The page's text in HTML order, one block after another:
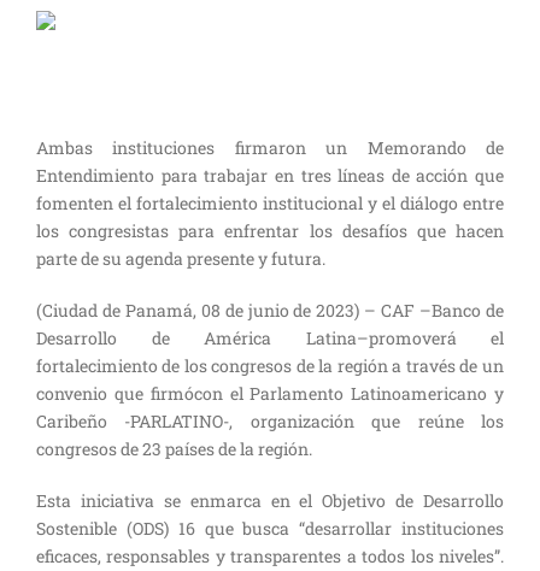
Ambas instituciones firmaron un Memorando de
Entendimiento para trabajar en tres líneas de acción que
fomenten el fortalecimiento institucional y el diálogo entre
los congresistas paraenfrentar los desafíos que hacen
parte de su agenda presente y futura.
(Ciudad de Panamá, 08 de junio de 2023) – CAF –Banco de
Desarrollo de América Latina–promoverá el
fortalecimiento de los congresos de la región a través de un
convenio que firmócon el Parlamento Latinoamericano y
Caribeño -PARLATINO-, organización que reúne los
congresos de23 paísesde la región.
Esta iniciativa se enmarca en elObjetivo de Desarrollo
Sostenible (ODS)16 que busca “desarrollar instituciones
eficaces, responsables y transparentes a todos los niveles”.